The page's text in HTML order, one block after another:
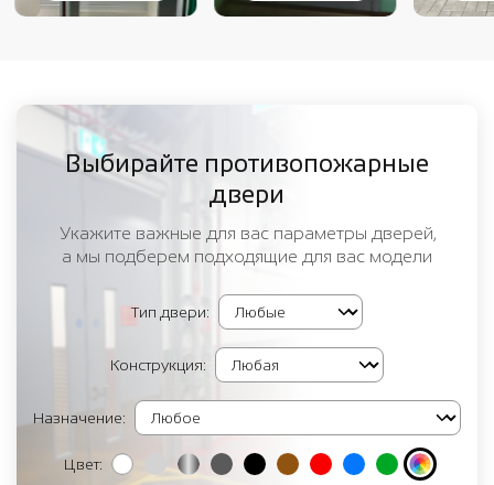
Выбирайте противопожарные
двери
Укажите важные для вас параметры дверей,
а мы подберем подходящие для вас модели
Тип двери:
Конструкция:
Назначение:
Цвет: